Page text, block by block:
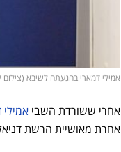
אמילי דמארי בהגעתה לשיבא
אחרי ששורדת השבי אמילי
אחרת מאושיית הרשת